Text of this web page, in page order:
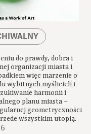
do prawdy, dobra i
organizacji miasta i
więc marzenie o
wybitnych myślicieli i
harmonii i
planu miasta –
geometryczności
wszystkim utopią.